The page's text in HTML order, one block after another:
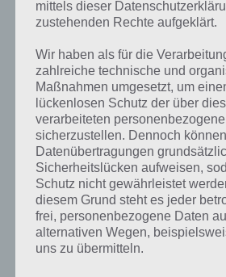
Wort, doch welche Bedeutung hat dieses
dazu zu wissen? Passt das Wort auch zu
kurze Begriffserklärung!
Zu Foto haben wir zunächst keine
Auf WhatsApp teilen
Tweet auf Twitter
mittels dieser
zustehenden Rechte aufgeklärt.
Wir haben als für die
zahlreiche technische und
Maßnahmen umgesetzt, um
lückenlosen Schutz der über
verarbeiteten
sicherzustellen. Dennoch
Datenübertragungen
Sicherheitslücken aufweisen,
Schutz nicht gewährleistet
diesem Grund steht es jeder
frei, personenbezogene Daten
alternativen Wegen,
uns zu übermitteln.